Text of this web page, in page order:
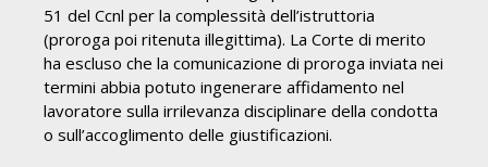
51 del Ccnl per la complessità dell’istruttoria
(proroga poi ritenuta illegittima). La Corte di merito
ha escluso che la comunicazione di proroga inviata nei
termini abbia potuto ingenerare affidamento nel
lavoratore sulla irrilevanza disciplinare della condotta
o sull’accoglimento delle giustificazioni.